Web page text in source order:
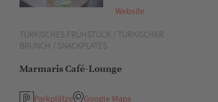
TÜRKISCHES FRÜHSTÜCK / TÜRKISCHER
BRUNCH / SNACKPLATES
Marmaris Café-Lounge
Parkplätze Google Maps
Website